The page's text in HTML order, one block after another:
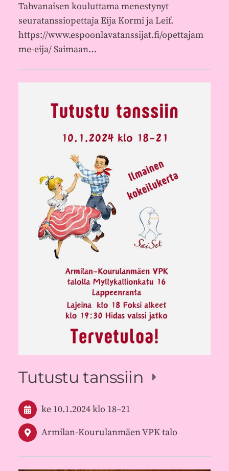
Tahvanaisen kouluttama menestynyt
seuratanssiopettaja Eija Kormi ja Leif.
https://www.espoonlavatanssijat.fi/opettajam
me-eija/ Saimaan…
Tutustu tanssiin
ke 10.1.2024klo 18–21
Armilan-Kourulanmäen VPK talo